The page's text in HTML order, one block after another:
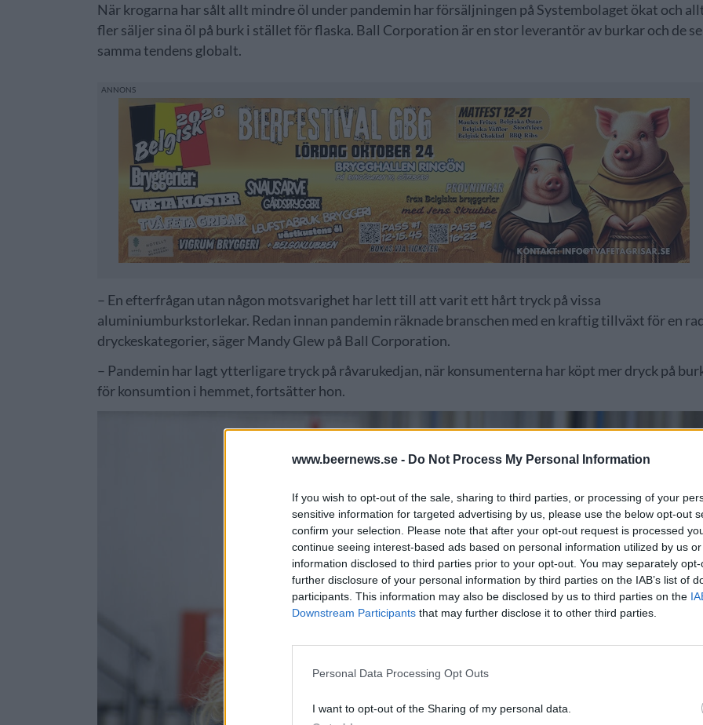
www.beernews.se - Do Not Process My Personal Information
If you wish to opt-out of the sale, sharing to third parties, or processing of your
sensitive information for targeted advertising by us, please use the below opt-out
confirm your selection. Please note that after your opt-out request is processed
continue seeing interest-based ads based on personal information utilized by us
information disclosed to third parties prior to your opt-out. You may separately
further disclosure of your personal information by third parties on the IAB’s list of
participants. This information may also be disclosed by us to third parties on the
Downstream Participants that may further disclose it to other third parties.
Personal Data Processing Opt Outs
I want to opt-out of the Sharing of my personal data.
När krogarna har sålt allt mindre öl under pandemin har försäljningen på Systembolaget ökat och
fler säljer sina öl på burk i stället för flaska. Ball Corporation är en stor leverantör av burkar och de
samma tendens globalt.
– En efterfrågan utan någon motsvarighet har lett till att varit ett hårt tryck på vissa
aluminiumburkstorlekar. Redan innan pandemin räknade branschen med en kraftig tillväxt för en
dryckeskategorier, säger Mandy Glew på Ball Corporation.
– Pandemin har lagt ytterligare tryck på råvarukedjan, när konsumenterna har köpt mer dryck på
för konsumtion i hemmet, fortsätter hon.